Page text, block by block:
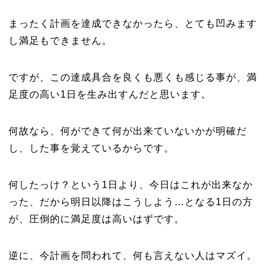
まったく計画を達成できなかったら、とても凹みます
し満足もできません。
ですが、この達成具合を良くも悪くも感じる事が、満
足度の高い1日を生み出すんだと思います。
何故なら、何ができて何が出来ていないかが明確だ
し、した事を覚えているからです。
何したっけ？という1日より、今日はこれが出来なか
った、だから明日以降はこうしよう…となる1日の方
が、圧倒的に満足度は高いはずです。
逆に、今計画を問われて、何も言えない人はマズイ。